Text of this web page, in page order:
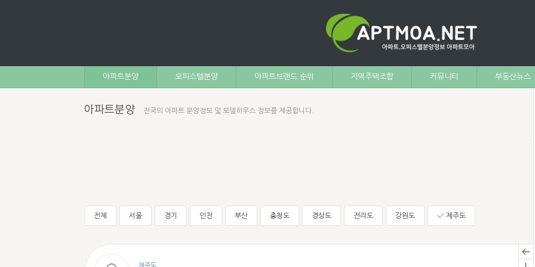
아파트분양 오피스텔분양 아파트브랜드 순위 지역주택조합 커뮤니티 부동산뉴스
아파트분양 전국의 아파트 분양정보 및 모델하우스 정보를 제공합니다.
전체 서울 경기 인천 부산 충청도 경상도 전라도 강원도 제주도
제주도